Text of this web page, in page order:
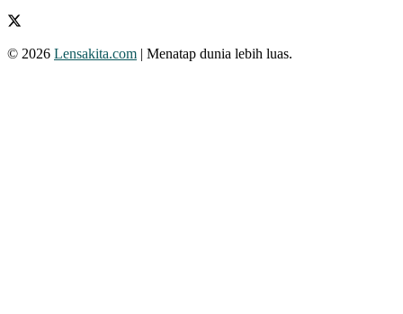
© 2026 Lensakita.com | Menatap dunia lebih luas.